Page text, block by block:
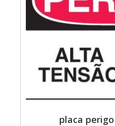
placa